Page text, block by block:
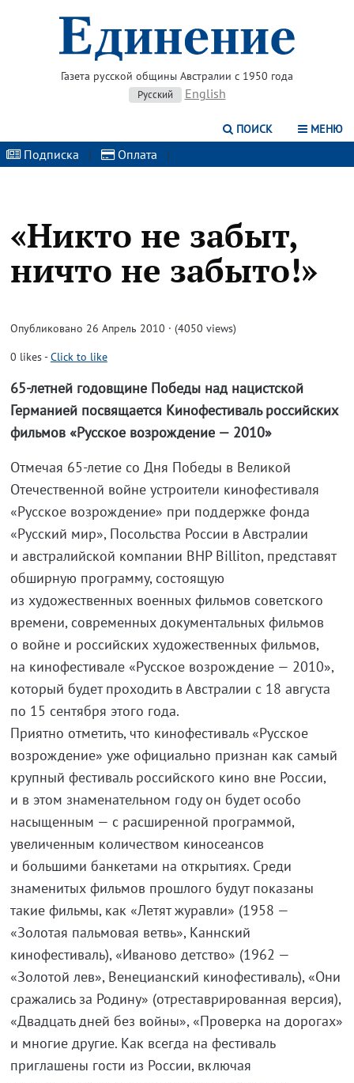
Газета русской общины Австралии с 1950 года
Русский English
ПОИСК МЕНЮ
Подписка | Оплата |
«Никто не забыт,
ничто не забыто!»
Опубликовано 26 Апрель 2010 · (4050 views)
0 likes-Click to like
65-летней годовщине Победы над нацистской
Германией посвящается Кинофестиваль российских
фильмов «Русское возрождение — 2010»
Отмечая 65-летие со Дня Победы в Великой
Отечественной войне устроители кинофестиваля
«Русское возрождение» при поддержке фонда
«Русский мир», Посольства России в Австралии
и австралийской компании BHP Billiton, представят
обширную программу, состоящую
из художественных военных фильмов советского
времени, современных документальных фильмов
о войне и российских художественных фильмов,
на кинофестивале «Русское возрождение — 2010»,
который будет проходить в Австралии с 18 августа
по 15 сентября этого года.
Приятно отметить, что кинофестиваль «Русское
возрождение» уже официально признан как самый
крупный фестиваль российского кино вне России,
и в этом знаменательном году он будет особо
насыщенным — с расширенной программой,
увеличенным количеством киносеансов
и большими банкетами на открытиях. Среди
знаменитых фильмов прошлого будут показаны
такие фильмы, как «Летят журавли» (1958 —
«Золотая пальмовая ветвь», Каннский
кинофестиваль), «Иваново детство» (1962 —
«Золотой лев», Венецианский кинофестиваль), «Они
сражались за Родину» (отреставрированная версия),
«Двадцать дней без войны», «Проверка на дорогах»
и многие другие. Как всегда на фестиваль
приглашены гости из России, включая